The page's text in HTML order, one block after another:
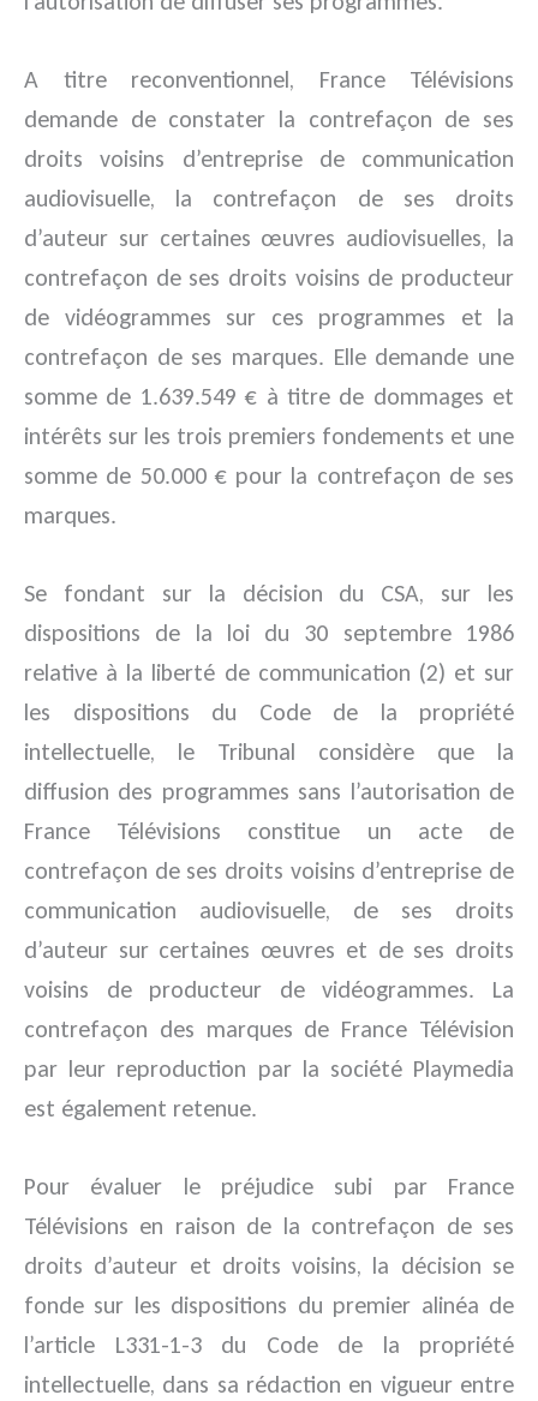
A titre reconventionnel, France Télévisions
demande de constater la contrefaçon de ses
droits voisins d’entreprise de communication
audiovisuelle, la contrefaçon de ses droits
d’auteur sur certaines œuvres audiovisuelles, la
contrefaçon de ses droits voisins de producteur
de vidéogrammes sur ces programmes et la
contrefaçon de ses marques. Elle demande une
somme de 1.639.549 € à titre de dommages et
intérêts sur les trois premiers fondements et une
somme de 50.000 € pour la contrefaçon de ses
marques.
Se fondant sur la décision du CSA, sur les
dispositions de la loi du 30 septembre 1986
relative à la liberté de communication (2) et sur
les dispositions du Code de la propriété
intellectuelle, le Tribunal considère que la
diffusion des programmes sans l’autorisation de
France Télévisions constitue un acte de
contrefaçon de ses droits voisins d’entreprise de
communication audiovisuelle, de ses droits
d’auteur sur certaines œuvres et de ses droits
voisins de producteur de vidéogrammes. La
contrefaçon des marques de France Télévision
par leur reproduction par la société Playmedia
est également retenue.
Pour évaluer le préjudice subi par France
Télévisions en raison de la contrefaçon de ses
droits d’auteur et droits voisins, la décision se
fonde sur les dispositions du premier alinéa de
l’article L331-1-3 du Code de la propriété
intellectuelle, dans sa rédaction en vigueur entre